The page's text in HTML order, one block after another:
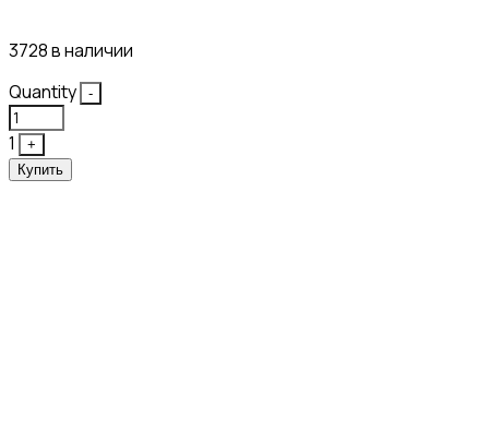
3728 в наличии
Quantity
-
1
+
Купить